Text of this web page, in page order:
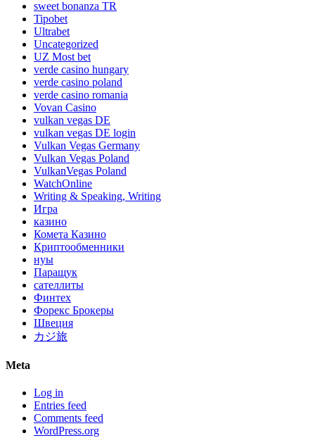
sweet bonanza TR
Tipobet
Ultrabet
Uncategorized
UZ Most bet
verde casino hungary
verde casino poland
verde casino romania
Vovan Casino
vulkan vegas DE
vulkan vegas DE login
Vulkan Vegas Germany
Vulkan Vegas Poland
VulkanVegas Poland
WatchOnline
Writing & Speaking, Writing
Игра
казино
Комета Казино
Криптообменники
нуы
Паращук
сателлиты
Финтех
Форекс Брокеры
Швеция
カジ旅
Meta
Log in
Entries feed
Comments feed
WordPress.org